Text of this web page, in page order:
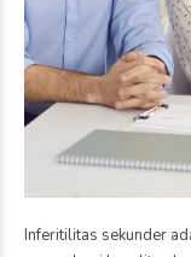
Inferitilitas sekunder